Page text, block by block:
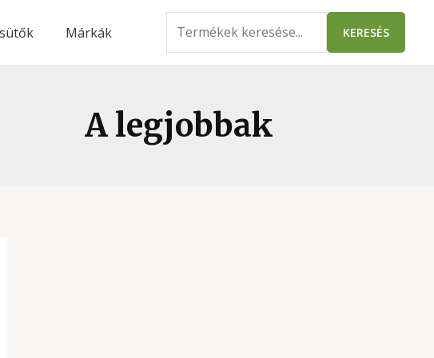
Márkák
for:
KERESÉS
A legjobbak